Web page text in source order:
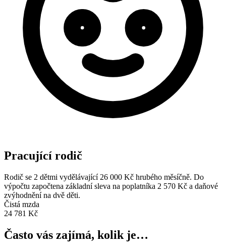
Pracující rodič
Rodič se 2 dětmi vydělávající 26 000 Kč hrubého měsíčně. Do
výpočtu započtena základní sleva na poplatníka 2 570 Kč a daňové
zvýhodnění na dvě děti.
Čistá mzda
24 781 Kč
Často vás zajímá, kolik je…